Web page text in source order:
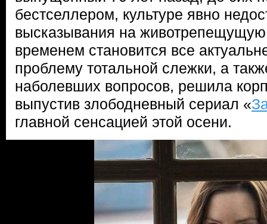
бестселлером, культуре явно
высказывания на животрепещущую
временем становится все
проблему тотальной слежки, а
наболевших вопросов, решила
выпустив злободневный сериал «
главной сенсацией этой осени.